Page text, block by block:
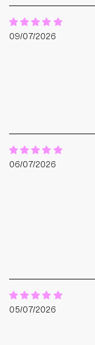
09/07/2026
06/07/2026
05/07/2026